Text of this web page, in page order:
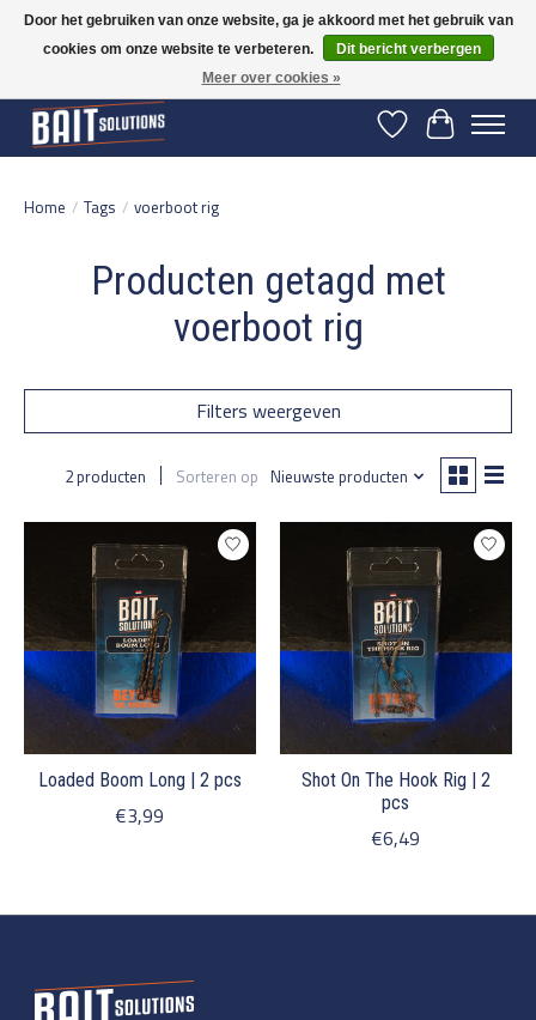
Gratis verzending vanaf 50 euro binnen NL | Op voorraad binnen 2-5 werkdagen
verzonden | België vanaf 70 euro gratis verzonden
Verlanglijst
Home / Tags / voerboot rig
Producten getagd met
voerboot rig
Filters weergeven
2 producten Sorteren op Nieuwste producten
Loaded Boom Long | 2 pcs
€3,99
Shot On The Hook Rig | 2
pcs
€6,49
Door het gebruiken van onze website, ga je akkoord met het gebruik van
cookies om onze website te verbeteren.
Dit bericht verbergen
Meer over cookies »